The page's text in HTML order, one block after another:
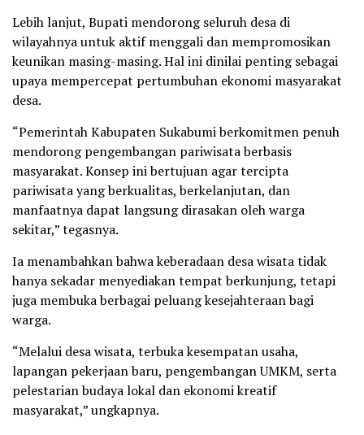
Lebih lanjut, Bupati mendorong seluruh desa di
wilayahnya untuk aktif menggali dan mempromosikan
keunikan masing-masing. Hal ini dinilai penting sebagai
upaya mempercepat pertumbuhan ekonomi masyarakat
desa.
“Pemerintah Kabupaten Sukabumi berkomitmen penuh
mendorong pengembangan pariwisata berbasis
masyarakat. Konsep ini bertujuan agar tercipta
pariwisata yang berkualitas, berkelanjutan, dan
manfaatnya dapat langsung dirasakan oleh warga
sekitar,” tegasnya.
Ia menambahkan bahwa keberadaan desa wisata tidak
hanya sekadar menyediakan tempat berkunjung, tetapi
juga membuka berbagai peluang kesejahteraan bagi
warga.
“Melalui desa wisata, terbuka kesempatan usaha,
lapangan pekerjaan baru, pengembangan UMKM, serta
pelestarian budaya lokal dan ekonomi kreatif
masyarakat,” ungkapnya.